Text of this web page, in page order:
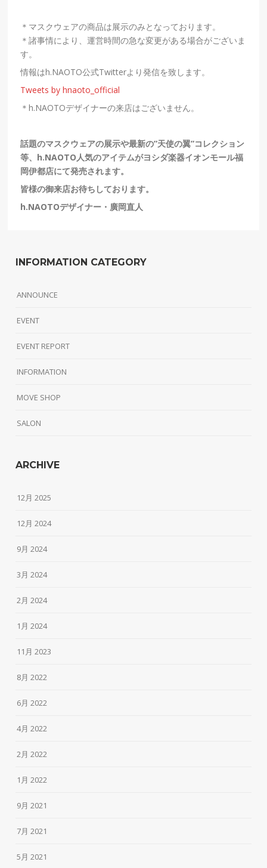
＊マスクウェアの商品は展示のみとなっております。
＊諸事情により、運営時間の急な変更がある場合がございま
す。
情報はh.NAOTO公式Twitterより発信を致します。
Tweets by hnaoto_official
＊h.NAOTOデザイナーの来店はございません。
話題のマスクウェアの展示や最新の”天使の翼”コレクション
等、h.NAOTO人気のアイテムがヨシダ楽器イオンモール福
岡伊都店にて発売されます。
皆様の御来店お待ちしております。
h.NAOTOデザイナー・廣岡直人
INFORMATION CATEGORY
ANNOUNCE
EVENT
EVENT REPORT
INFORMATION
MOVE SHOP
SALON
ARCHIVE
12月 2025
12月 2024
9月 2024
3月 2024
2月 2024
1月 2024
11月 2023
8月 2022
6月 2022
4月 2022
2月 2022
1月 2022
9月 2021
7月 2021
5月 2021